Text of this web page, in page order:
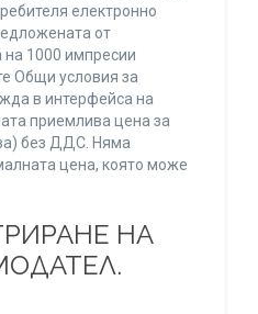
електронно
от
на 1000 импресии
Общи условия за
в интерфейса на
приемлива цена за
без ДДС. Няма
цена, която може
НА